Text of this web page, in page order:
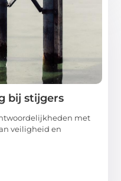
bij stijgers
met
veiligheid en